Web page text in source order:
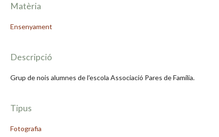
Matèria
Ensenyament
Descripció
Grup de nois alumnes de l'escola Associació Pares de Família.
Tipus
Fotografia